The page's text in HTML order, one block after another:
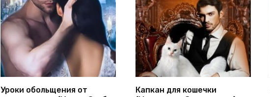
Уроки обольщения от
Капкан для кошечки